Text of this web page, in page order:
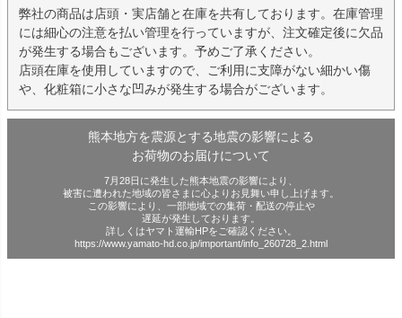
弊社の商品は店頭・実店舗と在庫を共有しております。在庫管理
には細心の注意を払い管理を行っていますが、注文確定後に欠品
が発生する場合もございます。予めご了承ください。
店頭在庫を使用していますので、ご利用に支障がない細かい傷
や、化粧箱に小さな凹みが発生する場合がございます。
熊本地方を震源とする地震の影響による
お荷物のお届けについて
7月28日に発生した熊本地震の影響により、
被害に遭われた地域の皆さまに心よりお見舞い申し上げます。
この影響により、一部地域での集荷・配送の停止や
遅延が発生しております。
詳しくはヤマト運輸HPをご確認ください。
https://www.yamato-hd.co.jp/important/info_260728_2.html